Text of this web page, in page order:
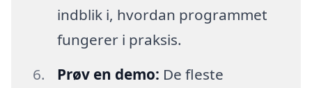
indblik i, hvordan programmet
fungerer i praksis.
Prøv en demo: De fleste